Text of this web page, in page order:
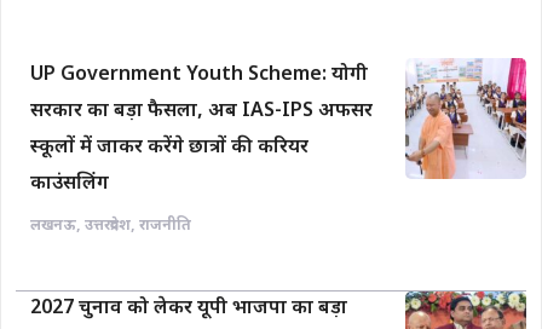
UP Government Youth Scheme: योगी
सरकार का बड़ा फैसला, अब IAS-IPS अफसर
स्कूलों में जाकर करेंगे छात्रों की करियर
काउंसलिंग
लखनऊ, उत्तरप्रदेश, राजनीति
2027 चुनाव को लेकर यूपी भाजपा का बड़ा